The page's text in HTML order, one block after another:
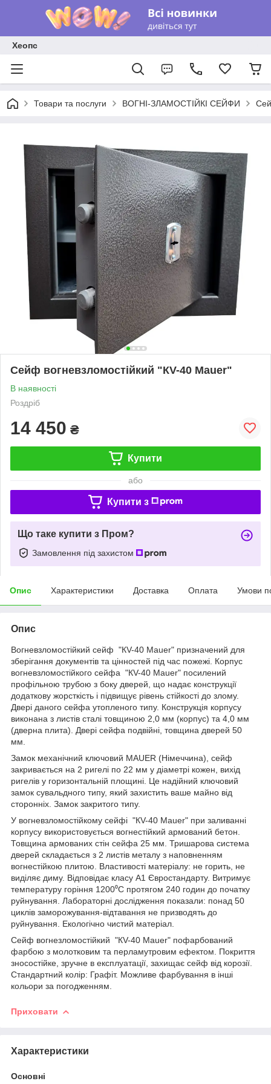
Хеопс
Товари та послуги ВОГНІ-ЗЛАМОСТІЙКІ СЕЙФИ
Сейф вогневзломостiйкий "КV-40 Mauer"
В наявності
Роздріб
14 450 ₴
Купити
або
Купити з
Що таке купити з Пром?
Замовлення під захистом
Опис Характеристики Доставка Оплата Умови
Опис
Вогневзломостійкий сейф "КV-40 Mauer" призначений для
зберігання документів та цінностей під час пожежі. Корпус
вогневзломостійкого сейфа "КV-40 Mauer" посилений
профільною трубою з боку дверей, що надає конструкції
додаткову жорсткість і підвищує рівень стійкості до злому.
Двері даного сейфа утопленого типу. Конструкція корпусу
виконана з листів сталі товщиною 2,0 мм (корпус) та 4,0 мм
(дверна плита). Двері сейфа подвійні, товщина дверей 50
мм.
Замок механічний ключовий MAUER (Німеччина), сейф
закривається на 2 ригелі по 22 мм у діаметрі кожен, вихід
ригелів у горизонтальній площині. Це надійний ключовий
замок сувальдного типу, який захистить ваше майно від
сторонніх. Замок закритого типу.
У вогневзломостійкому сейфі "КV-40 Mauer" при заливанні
корпусу використовується вогнестійкий армований бетон.
Товщина армованих стін сейфа 25 мм. Тришарова система
дверей складається з 2 листів металу з наповненням
вогнестійкою плитою. Властивості матеріалу: не горить, не
виділяє диму. Відповідає класу А1 Євростандарту. Витримує
температуру горіння 1200⁰С протягом 240 годин до початку
руйнування. Лабораторні дослідження показали: понад 50
циклів заморожування-відтавання не призводять до
руйнування. Екологічно чистий матеріал.
Сейф вогнезломостійкий "КV-40 Mauer" пофарбований
фарбою з молотковим та перламутровим ефектом. Покриття
зносостійке, зручне в експлуатації, захищає сейф від корозії.
Стандартний колір: Графіт. Можливе фарбування в інші
кольори за погодженням.
Приховати
Характеристики
Основні